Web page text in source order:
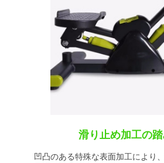
滑り止め加工の
凹凸のある特殊な表面加工により